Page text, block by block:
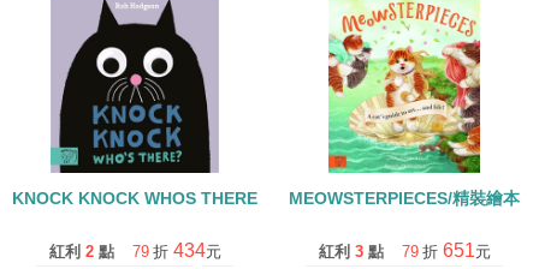
KNOCK KNOCK WHOS THERE/硬頁書
紅利 2 點 79 折 434元
MEOWSTERPIECES/精裝繪本
紅利 3 點 79 折 651元